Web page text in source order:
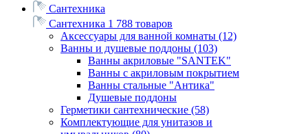
Сантехника
Сантехника 1 788 товаров
Аксессуары для ванной комнаты (12)
Ванны и душевые поддоны (103)
Ванны акриловые "SANTEK"
Ванны с акриловым покрытием
Ванны стальные "Антика"
Душевые поддоны
Герметики сантехнические (58)
Комплектующие для унитазов и